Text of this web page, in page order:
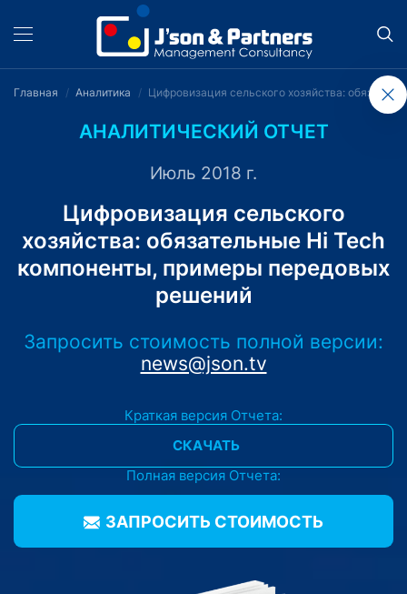
Главная Аналитика Цифровизация сельского хозяйства:
АНАЛИТИЧЕСКИЙ ОТЧЕТ
Июль 2018 г.
Цифровизация сельского
хозяйства: обязательные Hi Tech
компоненты, примеры передовых
решений
Запросить стоимость полной версии:
news@json.tv
Краткая версия Отчета:
СКАЧАТЬ
Полная версия Отчета:
ЗАПРОСИТЬ CТОИМОСТЬ